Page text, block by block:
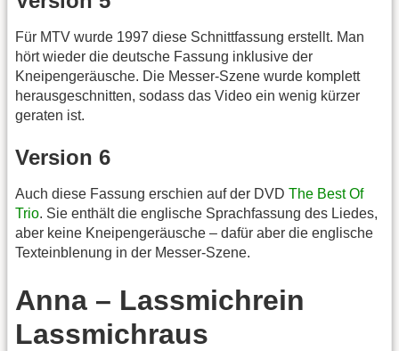
Für MTV wurde 1997 diese Schnittfassung erstellt. Man
hört wieder die deutsche Fassung inklusive der
Kneipengeräusche. Die Messer-Szene wurde komplett
herausgeschnitten, sodass das Video ein wenig kürzer
geraten ist.
Version 6
Auch diese Fassung erschien auf der DVD The Best Of
Trio. Sie enthält die englische Sprachfassung des Liedes,
aber keine Kneipengeräusche – dafür aber die englische
Texteinblenung in der Messer-Szene.
Anna – Lassmichrein
Lassmichraus